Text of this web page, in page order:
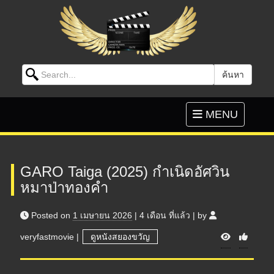
Search for: ค้นหา
Toggle
navigation
MENU
GARO Taiga (2025) กำเนิดอัศวิน
หมาป่าทองคำ
Posted on 1 เมษายน 2026 | 4 เดือน ที่แล้ว | by
veryfastmovie | ดูหนังสยองขวัญ V
i